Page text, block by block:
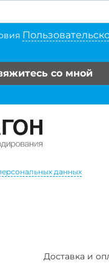
со мной
данных
Доставка и